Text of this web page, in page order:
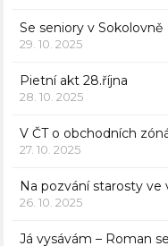
Se seniory v Sokolovně
29. 10. 2025
Pietní akt 28.října
28. 10. 2025
V ČT o obchodních
27. 10. 2025
Na pozvání starosty ve
26. 10. 2025
Já vysávám – Roman